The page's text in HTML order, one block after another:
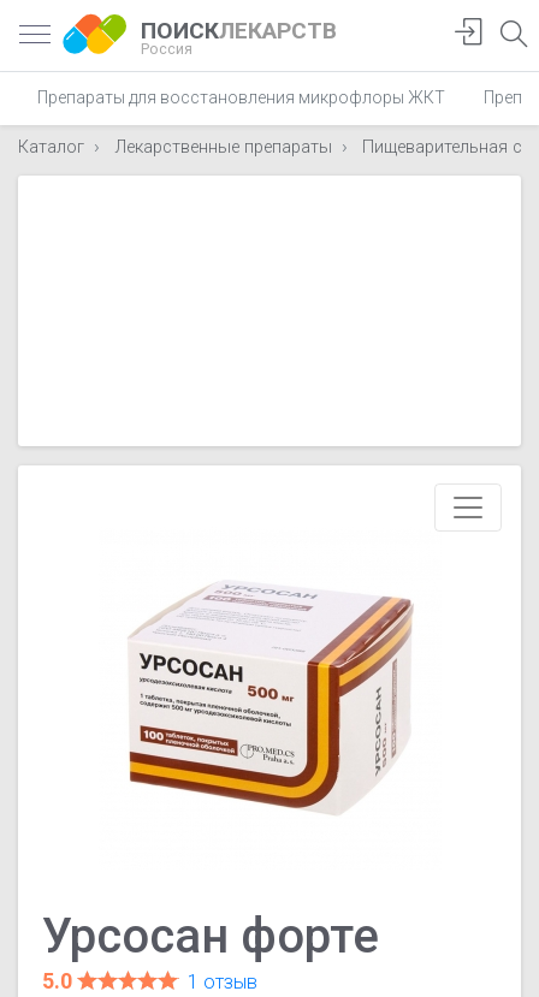
ПОИСКЛЕКАРСТВ
Россия
Препараты для восстановления микрофлоры ЖКТ
Каталог Лекарственные препараты Пищеварительная
Урсосан форте
5.0
1 отзыв